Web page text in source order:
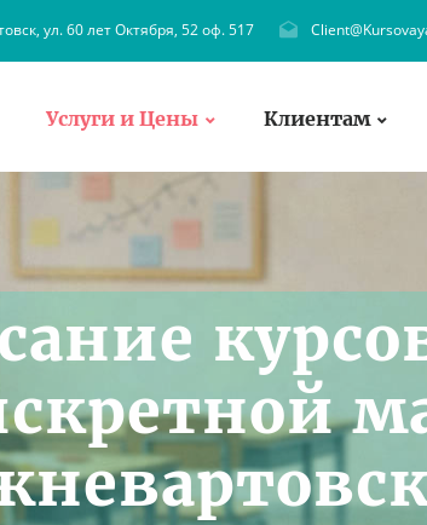
ул. 60 лет Октября, 52 оф. 517
Услуги и Цены Клиентам